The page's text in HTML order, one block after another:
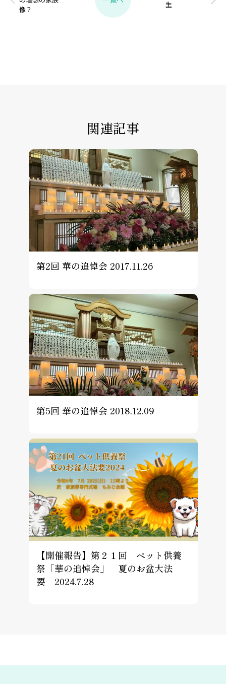
像？
生
関連記事
第2回 華の追悼会 2017.11.26
第5回 華の追悼会 2018.12.09
【開催報告】第２１回 ペット供養
祭「華の追悼会」 夏のお盆大法
要 2024.7.28